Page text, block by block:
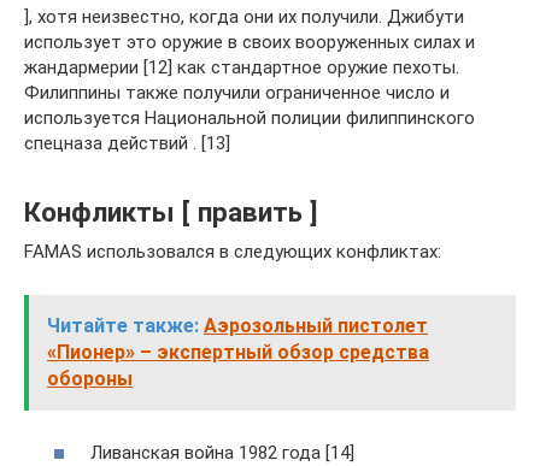
], хотя неизвестно, когда они их получили. Джибути
использует это оружие в своих вооруженных силах и
жандармерии [12] как стандартное оружие пехоты.
Филиппины также получили ограниченное число и
используется Национальной полиции филиппинского
спецназа действий . [13]
Конфликты [ править ]
FAMAS использовался в следующих конфликтах:
Читайте также: Аэрозольный пистолет
«Пионер» – экспертный обзор средства
обороны
Ливанская война 1982 года [14]